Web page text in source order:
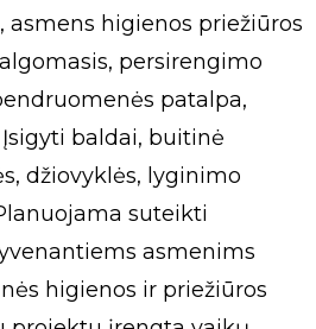
asmens higienos priežiūros
persirengimo
patalpa,
baldai, buitinė
džiovyklės, lyginimo
suteikti
asmenims
higienos ir priežiūros